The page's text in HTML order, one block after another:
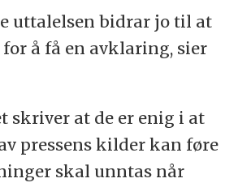
uttalelsen bidrar jo til at
for å få en avklaring, sier
skriver at de er enig i at
pressens kilder kan føre
skal unntas når